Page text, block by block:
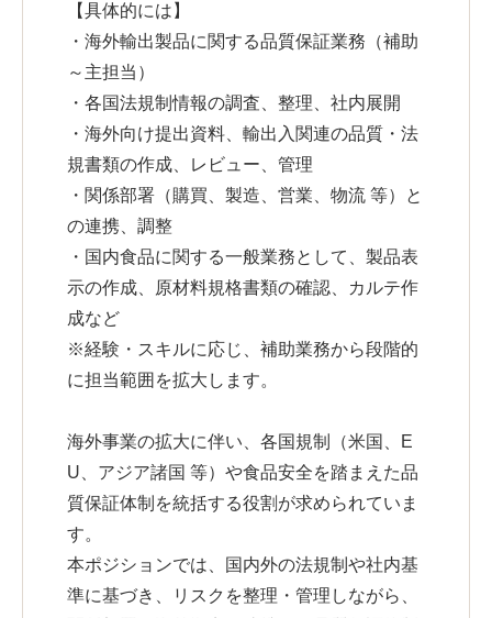
【具体的には】
・海外輸出製品に関する品質保証業務（補助
～主担当）
・各国法規制情報の調査、整理、社内展開
・海外向け提出資料、輸出入関連の品質・法
規書類の作成、レビュー、管理
・関係部署（購買、製造、営業、物流 等）と
の連携、調整
・国内食品に関する一般業務として、製品表
示の作成、原材料規格書類の確認、カルテ作
成など
※経験・スキルに応じ、補助業務から段階的
に担当範囲を拡大します。
海外事業の拡大に伴い、各国規制（米国、E
U、アジア諸国 等）や食品安全を踏まえた品
質保証体制を統括する役割が求められていま
す。
本ポジションでは、国内外の法規制や社内基
準に基づき、リスクを整理・管理しながら、